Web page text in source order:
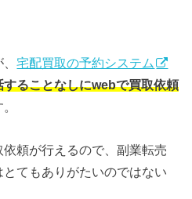
、宅配買取の予約システム
することなしにwebで買取依頼
頼が行えるので、副業転売
てもありがたいのではない